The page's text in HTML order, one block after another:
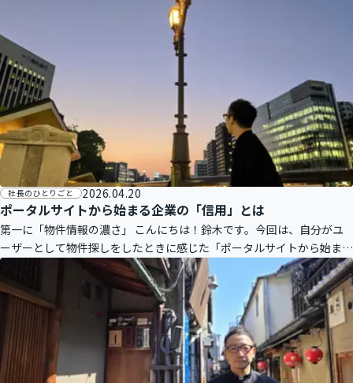
ポータルサイトから始まる企業の「信用」とは
第一に「物件情報の濃さ」 こんにちは！鈴木です。今回は、自分がユ
ーザーとして物件探しをしたときに感じた「ポータルサイトから始まる
企業の信用」について考えてみます。 最近、東京の家も長く住んだの
で、そろ
社長のひとりごと 2026.04.20